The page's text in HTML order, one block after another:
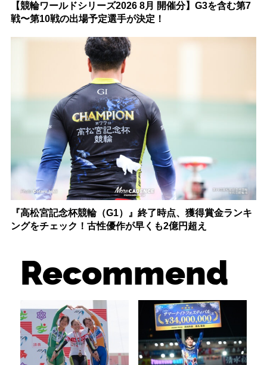
【競輪ワールドシリーズ2026 8月 開催分】G3を含む第7
戦〜第10戦の出場予定選手が決定！
『高松宮記念杯競輪（G1）』終了時点、獲得賞金ランキ
ングをチェック！古性優作が早くも2億円超え
Recommend